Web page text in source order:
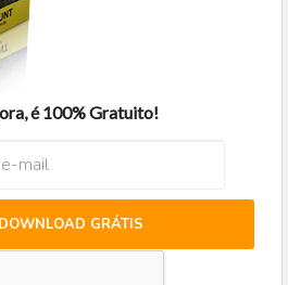
é 100% Gratuito!
GRÁTIS